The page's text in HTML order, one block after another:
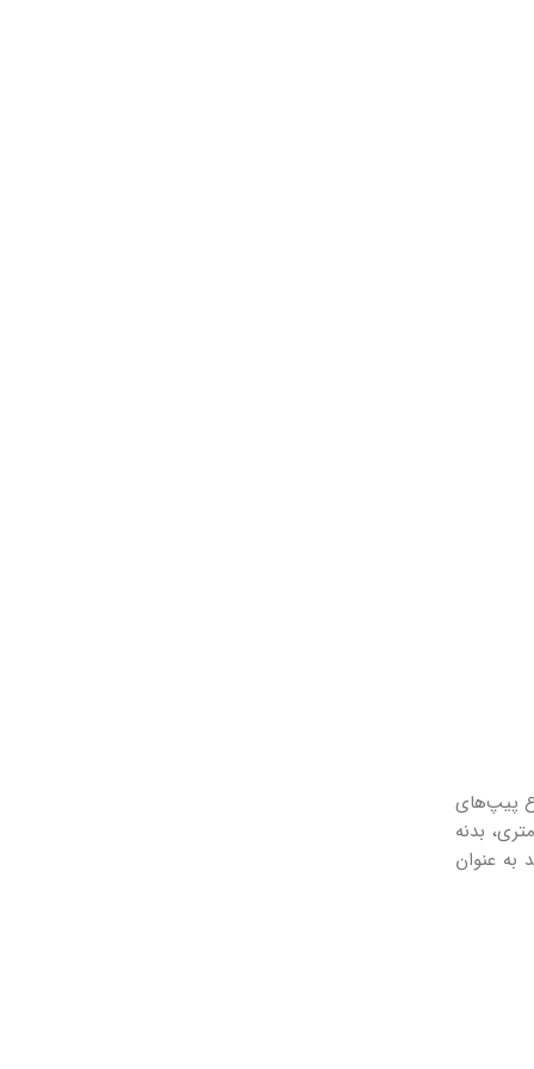
پیپ‌های
ساخته شده‌اند. ویژگی‌های منحصر به فرد این پیپ‌ها شامل فیلتر ۶ میلی‌متری، بدنه
عنوان